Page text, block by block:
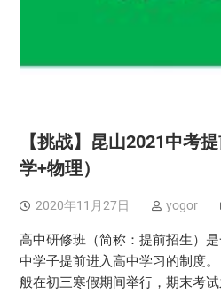
【挑战】昆山2021中考
学+物理）
2020年11月27日 yogor
高中研修班（简称：提前招生）
中学子提前进入高中学习的制度
般在初三寒假期间举行，期末考